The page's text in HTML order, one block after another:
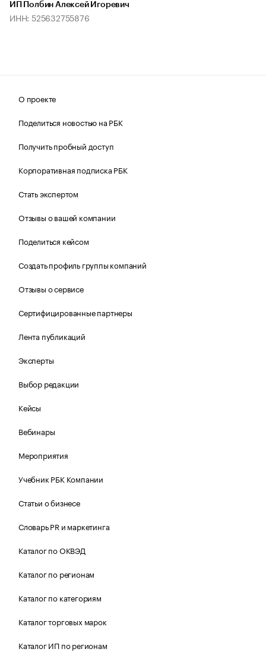
ИП Полбин Алексей Игоревич
ИНН: 525632755876
О проекте
Поделиться новостью на РБК
Получить пробный доступ
Корпоративная подписка РБК
Стать экспертом
Отзывы о вашей компании
Поделиться кейсом
Создать профиль группы компаний
Отзывы о сервисе
Сертифицированные партнеры
Лента публикаций
Эксперты
Выбор редакции
Кейсы
Вебинары
Мероприятия
Учебник РБК Компании
Статьи о бизнесе
Словарь PR и маркетинга
Каталог по ОКВЭД
Каталог по регионам
Каталог по категориям
Каталог торговых марок
Каталог ИП по регионам